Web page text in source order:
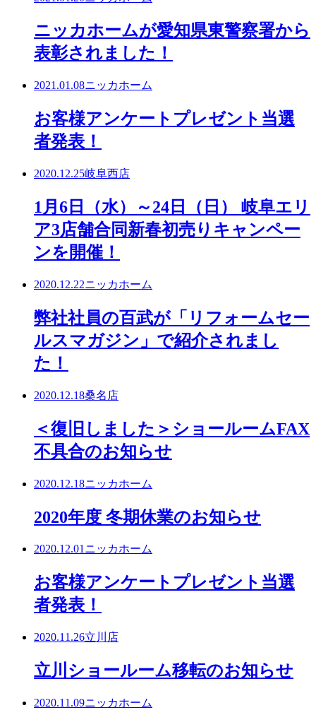
ニッカホームが愛知県東警察署から
表彰されました！
2021.01.08ニッカホーム
お客様アンケートプレゼント当選
者発表！
2020.12.25岐阜西店
1月6日（水）～24日（日） 岐阜エリ
ア3店舗合同新春初売りキャンペー
ンを開催！
2020.12.22ニッカホーム
弊社社員の百武が「リフォームセー
ルスマガジン」で紹介されまし
た！
2020.12.18桑名店
＜復旧しました＞ショールームFAX
不具合のお知らせ
2020.12.18ニッカホーム
2020年度 冬期休業のお知らせ
2020.12.01ニッカホーム
お客様アンケートプレゼント当選
者発表！
2020.11.26立川店
立川ショールーム移転のお知らせ
2020.11.09ニッカホーム